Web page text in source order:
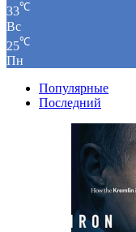
33℃
Вс
25℃
Пн
Популярные
Последний